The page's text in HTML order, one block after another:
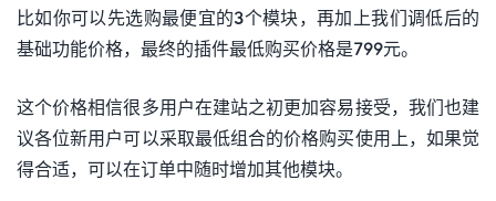
比如你可以先选购最便宜的3个模块，再加上我们调低后的
基础功能价格，最终的插件最低购买价格是799元。
这个价格相信很多用户在建站之初更加容易接受，我们也建
议各位新用户可以采取最低组合的价格购买使用上，如果觉
得合适，可以在订单中随时增加其他模块。